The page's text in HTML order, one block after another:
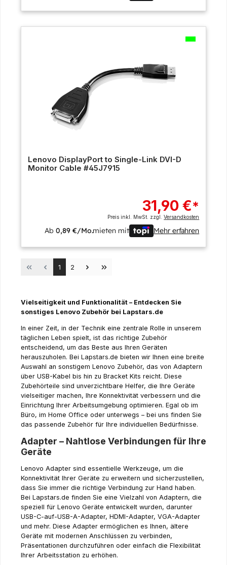
Lenovo DisplayPort to Single-Link DVI-D
Monitor Cable #45J7915
31,90 €*
Preis inkl. MwSt. zzgl.Versandkosten
Ab0,89 €/Mo.mieten mit Mehr erfahren
Seite
1 Seite
2
Vielseitigkeit und Funktionalität – Entdecken Sie
sonstiges Lenovo Zubehör bei Lapstars.de
In einer Zeit, in der Technik eine zentrale Rolle in unserem
täglichen Leben spielt, ist das richtige Zubehör
entscheidend, um das Beste aus Ihren Geräten
herauszuholen. Bei Lapstars.de bieten wir Ihnen eine breite
Auswahl an sonstigem Lenovo Zubehör, das von Adaptern
über USB-Kabel bis hin zu Bracket Kits reicht. Diese
Zubehörteile sind unverzichtbare Helfer, die Ihre Geräte
vielseitiger machen, Ihre Konnektivität verbessern und die
Einrichtung Ihrer Arbeitsumgebung optimieren. Egal ob im
Büro, im Home Office oder unterwegs – bei uns finden Sie
das passende Zubehör für Ihre individuellen Bedürfnisse.
Adapter – Nahtlose Verbindungen für Ihre
Geräte
Lenovo Adapter sind essentielle Werkzeuge, um die
Konnektivität Ihrer Geräte zu erweitern und sicherzustellen,
dass Sie immer die richtige Verbindung zur Hand haben.
Bei Lapstars.de finden Sie eine Vielzahl von Adaptern, die
speziell für Lenovo Geräte entwickelt wurden, darunter
USB-C-auf-USB-A-Adapter, HDMI-Adapter, VGA-Adapter
und mehr. Diese Adapter ermöglichen es Ihnen, ältere
Geräte mit modernen Anschlüssen zu verbinden,
Präsentationen durchzuführen oder einfach die Flexibilität
Ihrer Arbeitsstation zu erhöhen.